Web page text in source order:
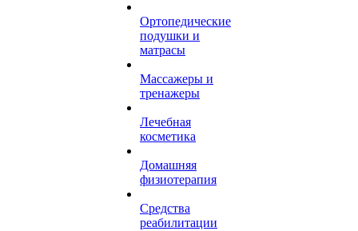
Ортопедические
подушки и
матрасы
Массажеры и
тренажеры
Лечебная
косметика
Домашняя
физиотерапия
Средства
реабилитации